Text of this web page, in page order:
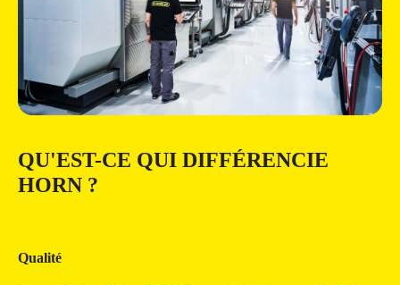
QU'EST-CE QUI DIFFÉRENCIE
HORN ?
Qualité